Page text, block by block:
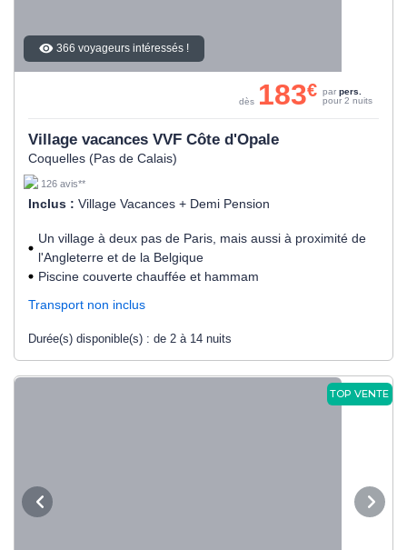
366 voyageurs intéressés !
Village vacances VVF Côte d'Opale
Coquelles (Pas de Calais)
126 avis**
Inclus : Village Vacances + Demi Pension
Un village à deux pas de Paris, mais aussi à proximité de
l'Angleterre et de la Belgique
Piscine couverte chauffée et hammam
Transport non inclus
Durée(s) disponible(s) : de 2 à 14 nuits
dès 183€ par pers.
pour 2 nuits
TOP VENTE